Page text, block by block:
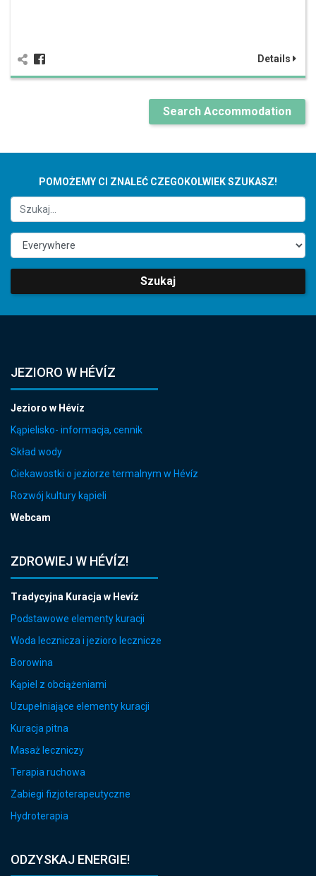
Details
Search Accommodation
POMOŻEMY CI ZNALEĆ CZEGOKOLWIEK SZUKASZ!
Szukaj
JEZIORO W HÉVÍZ
Jezioro w Hévíz
Kąpielisko- informacja, cennik
Skład wody
Ciekawostki o jeziorze termalnym w Hévíz
Rozwój kultury kąpieli
Webcam
ZDROWIEJ W HÉVÍZ!
Tradycyjna Kuracja w Hevíz
Podstawowe elementy kuracji
Woda lecznicza i jezioro lecznicze
Borowina
Kąpiel z obciążeniami
Uzupełniające elementy kuracji
Kuracja pitna
Masaż leczniczy
Terapia ruchowa
Zabiegi fizjoterapeutyczne
Hydroterapia
ODZYSKAJ ENERGIE!